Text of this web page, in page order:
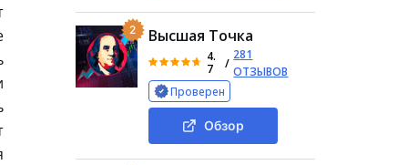
2 Высшая Точка
4.
7
/
281
ОТЗЫВОВ
Проверен
Обзор